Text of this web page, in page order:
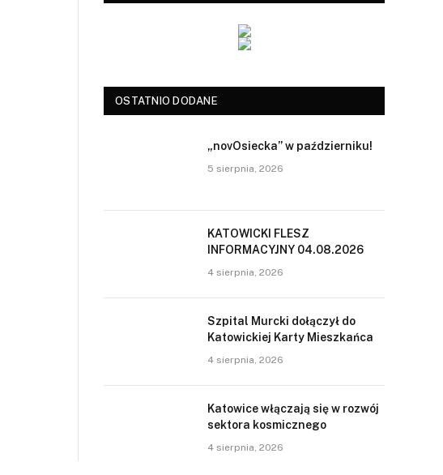
OSTATNIO DODANE
„novOsiecka” w październiku!
5 sierpnia, 2026
KATOWICKI FLESZ
INFORMACYJNY 04.08.2026
4 sierpnia, 2026
Szpital Murcki dołączył do
Katowickiej Karty Mieszkańca
4 sierpnia, 2026
Katowice włączają się w rozwój
sektora kosmicznego
4 sierpnia, 2026